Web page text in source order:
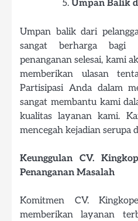
Umpan Balik
Umpan balik dari
sangat berharga bagi
penanganan selesai, kami
memberikan ulasan
Partisipasi Anda dalam
sangat membantu kami
kualitas layanan kami.
mencegah kejadian serupa
Keunggulan CV.
Penanganan Masalah
Komitmen CV.
memberikan layanan